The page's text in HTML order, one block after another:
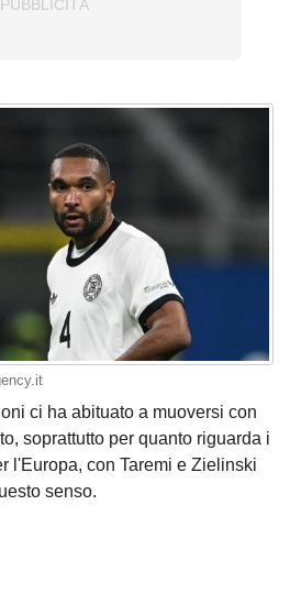
ci ha abituato a muoversi con
soprattutto per quanto riguarda i
l'Europa, con Taremi e Zielinski
senso.